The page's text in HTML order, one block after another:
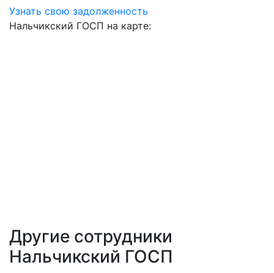
Узнать свою задолженность
Нальчикский ГОСП на карте:
Другие сотрудники
Нальчикский ГОСП